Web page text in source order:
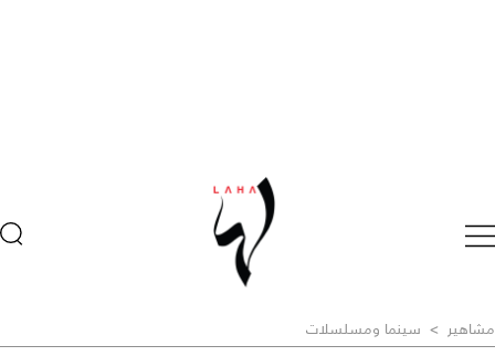
مشاهير > سينما ومسلسلات